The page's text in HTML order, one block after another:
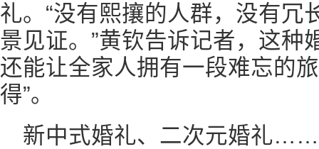
礼。“没有熙攘的人群，没有冗
景见证。”黄钦告诉记者，这种
还能让全家人拥有一段难忘的
得”。
新中式婚礼、二次元婚礼